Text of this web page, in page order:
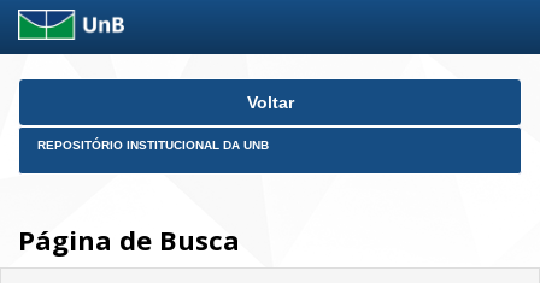
Skip
Voltar
REPOSITÓRIO INSTITUCIONAL DA UNB
Página de Busca